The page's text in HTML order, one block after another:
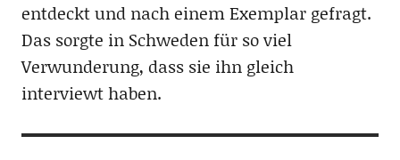
entdeckt und nach einem Exemplar gefragt.
Das sorgte in Schweden für so viel
Verwunderung, dass sie ihn gleich
interviewt haben.